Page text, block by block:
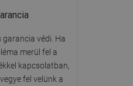
garancia védi. Ha
merül fel a
kapcsolatban,
fel velünk a